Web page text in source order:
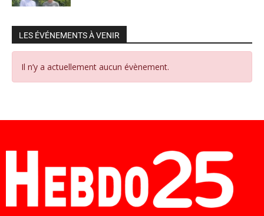
LES ÉVÉNEMENTS À VENIR
Il n’y a actuellement aucun évènement.